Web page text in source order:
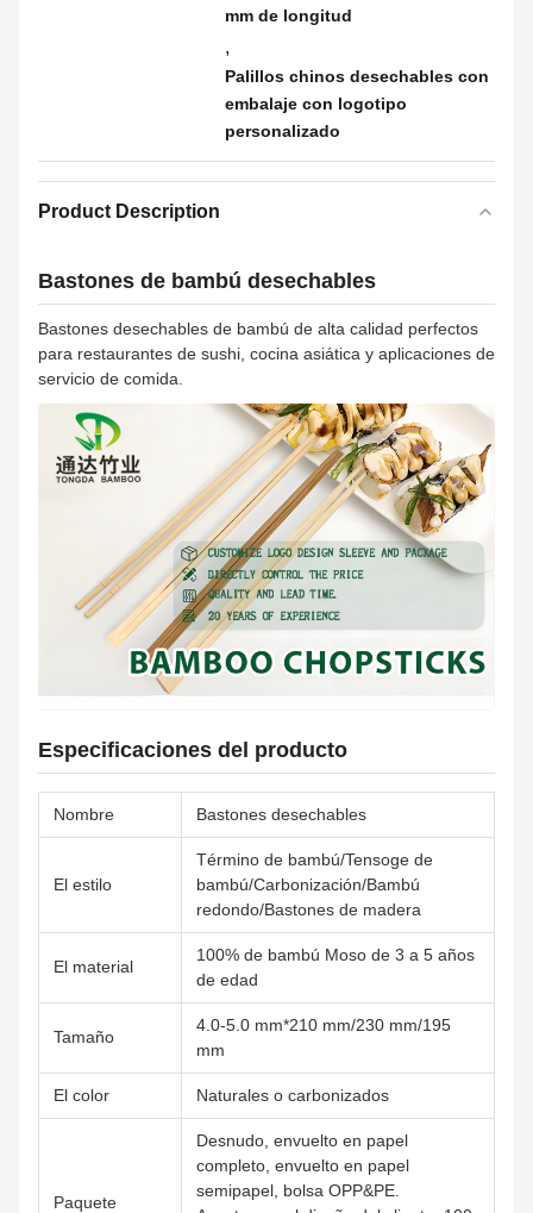
mm de longitud
,
Palillos chinos desechables con
embalaje con logotipo
personalizado
Product Description
Bastones de bambú desechables
Bastones desechables de bambú de alta calidad perfectos
para restaurantes de sushi, cocina asiática y aplicaciones de
servicio de comida.
Especificaciones del producto
Nombre Bastones desechables
El estilo
Término de bambú/Tensoge de
bambú/Carbonización/Bambú
redondo/Bastones de madera
El material
100% de bambú Moso de 3 a 5 años
de edad
Tamaño
4.0-5.0 mm*210 mm/230 mm/195
mm
El color Naturales o carbonizados
Paquete
Desnudo, envuelto en papel
completo, envuelto en papel
semipapel, bolsa OPP&PE.